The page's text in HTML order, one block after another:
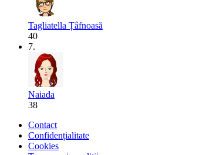
Tagliatella Țâfnoasă
40
7.
Naiada
38
Contact
Confidențialitate
Cookies